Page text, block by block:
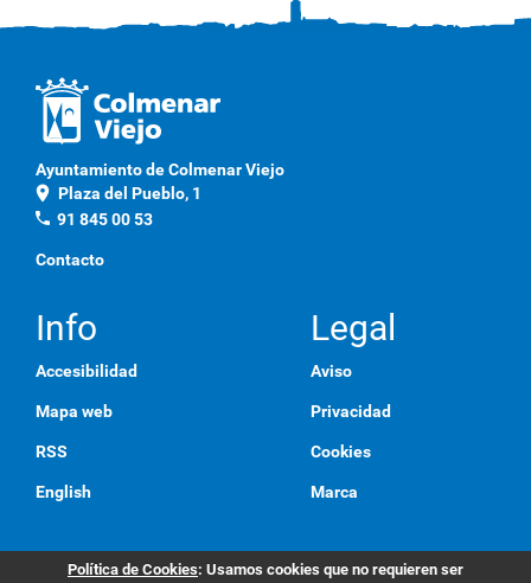
Ayuntamiento de Colmenar Viejo
location_on Plaza del Pueblo, 1
phone 91 845 00 53
Contacto
Info
Accesibilidad
Mapa web
RSS
English
Legal
Aviso
Privacidad
Cookies
Marca
Política de Cookies: Usamos cookies que no requieren ser